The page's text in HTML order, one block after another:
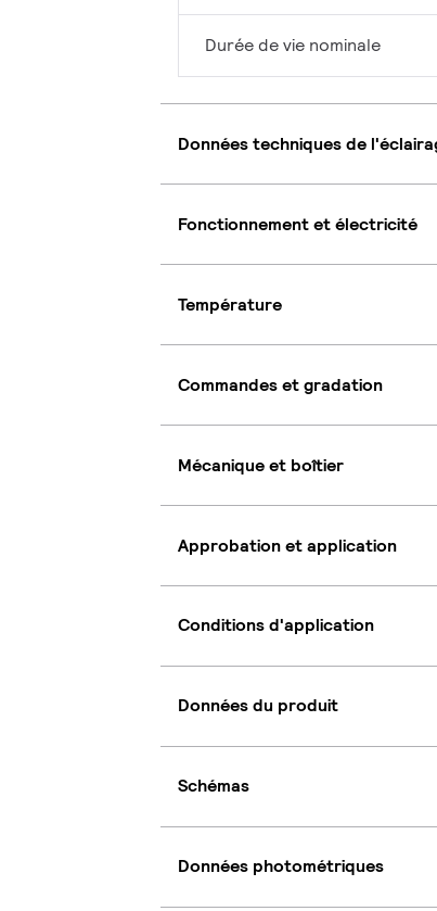
Durée de vie nominale
Données techniques de
Fonctionnement et électricité
Température
Commandes et gradation
Mécanique et boîtier
Approbation et application
Conditions d'application
Données du produit
Schémas
Données photométriques